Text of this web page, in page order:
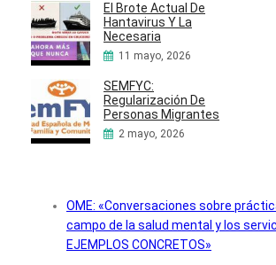
El Brote Actual De
Hantavirus Y La
Necesaria
11 mayo, 2026
SEMFYC:
Regularización De
Personas Migrantes
2 mayo, 2026
OME: «Conversaciones sobre
campo de la salud mental y los
EJEMPLOS CONCRETOS»